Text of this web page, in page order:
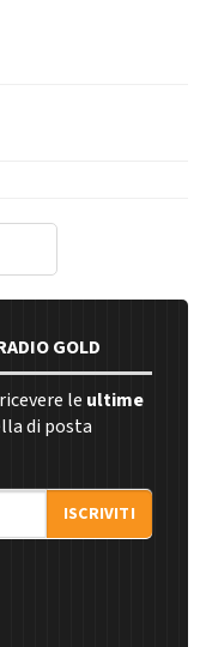
GOLD
le ultime
di posta
ISCRIVITI